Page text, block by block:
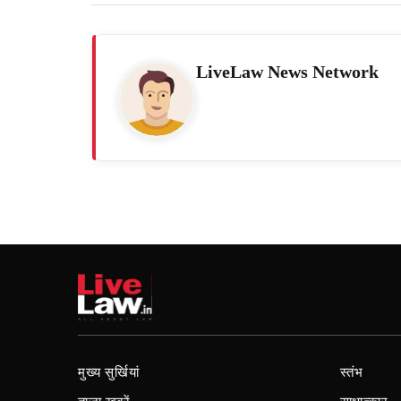
LiveLaw News Network
मुख्य सुर्खियां स्तंभ